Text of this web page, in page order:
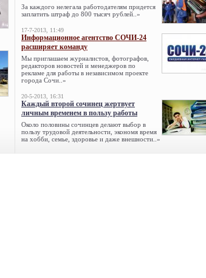
За каждого нелегала работодателям придется
заплатить штраф до 800 тысяч рублей..»
17-7-2013, 11:49
Информационное агентство СОЧИ-24
расширяет команду
Мы приглашаем журналистов, фотографов,
редакторов новостей и менеджеров по
рекламе для работы в независимом проекте
города Сочи..»
20-5-2013, 16:31
Каждый второй сочинец жертвует
личным временем в пользу работы
Около половины сочинцев делают выбор в
пользу трудовой деятельности, экономя время
на хобби, семье, здоровье и даже внешности..»